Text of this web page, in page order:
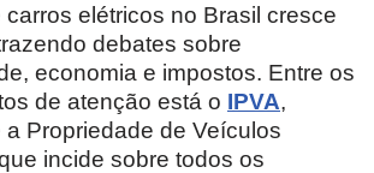
elétricos no Brasil cresce
debates sobre
economia e impostos. Entre os
de atenção está o IPVA,
a Propriedade de Veículos
incide sobre todos os